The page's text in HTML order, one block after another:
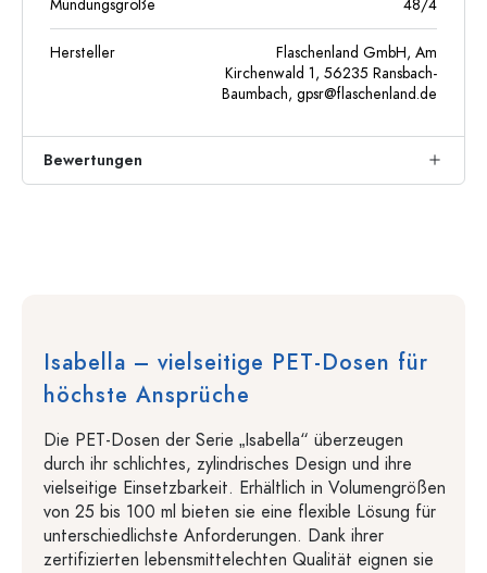
Mündungsgröße 48/4
Hersteller
Flaschenland GmbH, Am
Kirchenwald 1, 56235 Ransbach-
Baumbach, gpsr@flaschenland.de
Bewertungen
Isabella – vielseitige PET-Dosen für
höchste Ansprüche
Die PET-Dosen der Serie „Isabella“ überzeugen
durch ihr schlichtes, zylindrisches Design und ihre
vielseitige Einsetzbarkeit. Erhältlich in Volumengrößen
von 25 bis 100 ml bieten sie eine flexible Lösung für
unterschiedlichste Anforderungen. Dank ihrer
zertifizierten lebensmittelechten Qualität eignen sie